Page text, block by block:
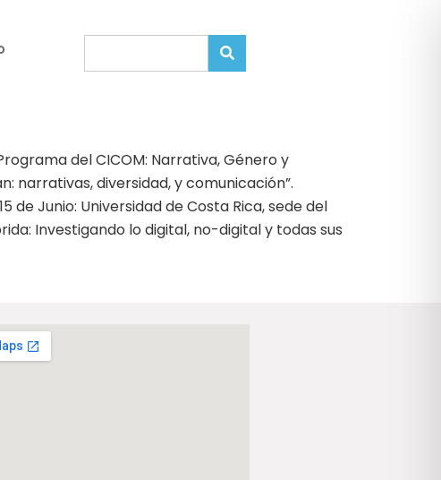
del CICOM: Narrativa, Género y
narrativas, diversidad, y comunicación”.
de Junio: Universidad de Costa Rica, sede del
Investigando lo digital, no-digital y todas sus